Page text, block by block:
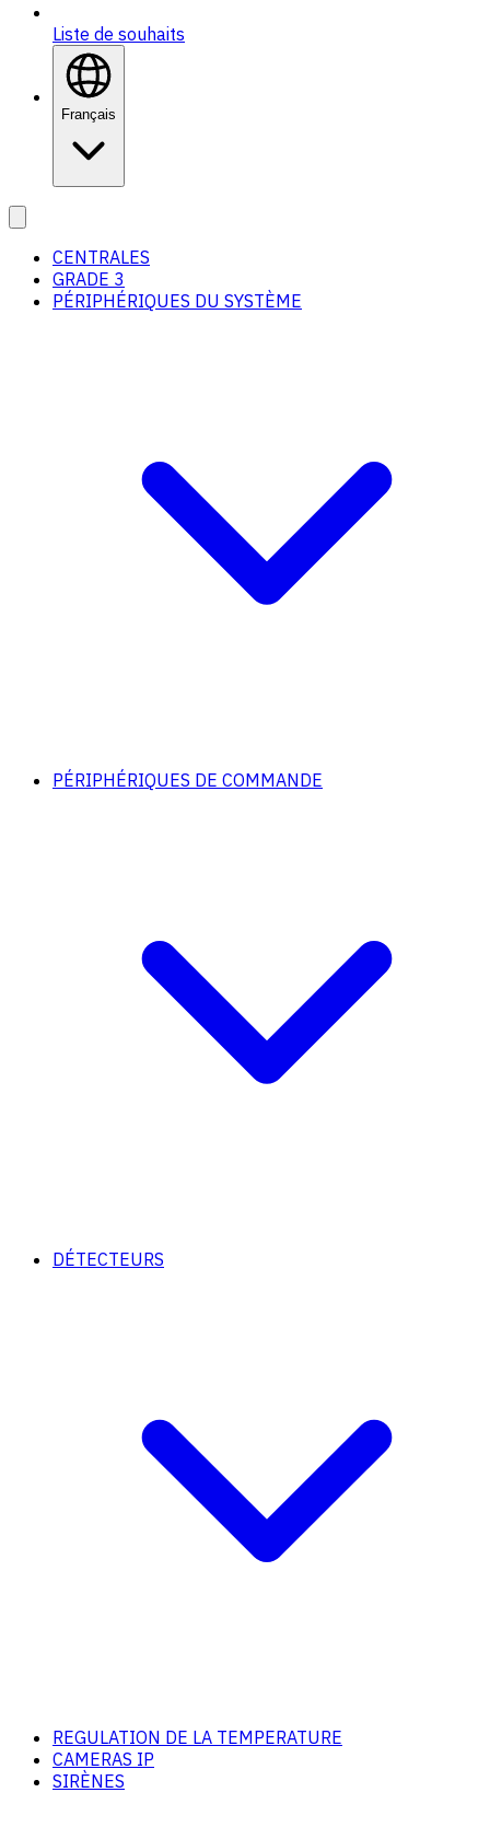
Liste de souhaits
Français
CENTRALES
GRADE 3
PÉRIPHÉRIQUES DU SYSTÈME
PÉRIPHÉRIQUES DE COMMANDE
DÉTECTEURS
REGULATION DE LA TEMPERATURE
CAMERAS IP
SIRÈNES